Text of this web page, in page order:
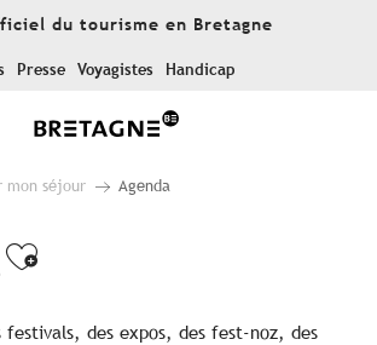
du tourisme en Bretagne
Presse Voyagistes Handicap
mon séjour Agenda
Ajouter aux favoris
festivals, des expos, des fest-noz, des